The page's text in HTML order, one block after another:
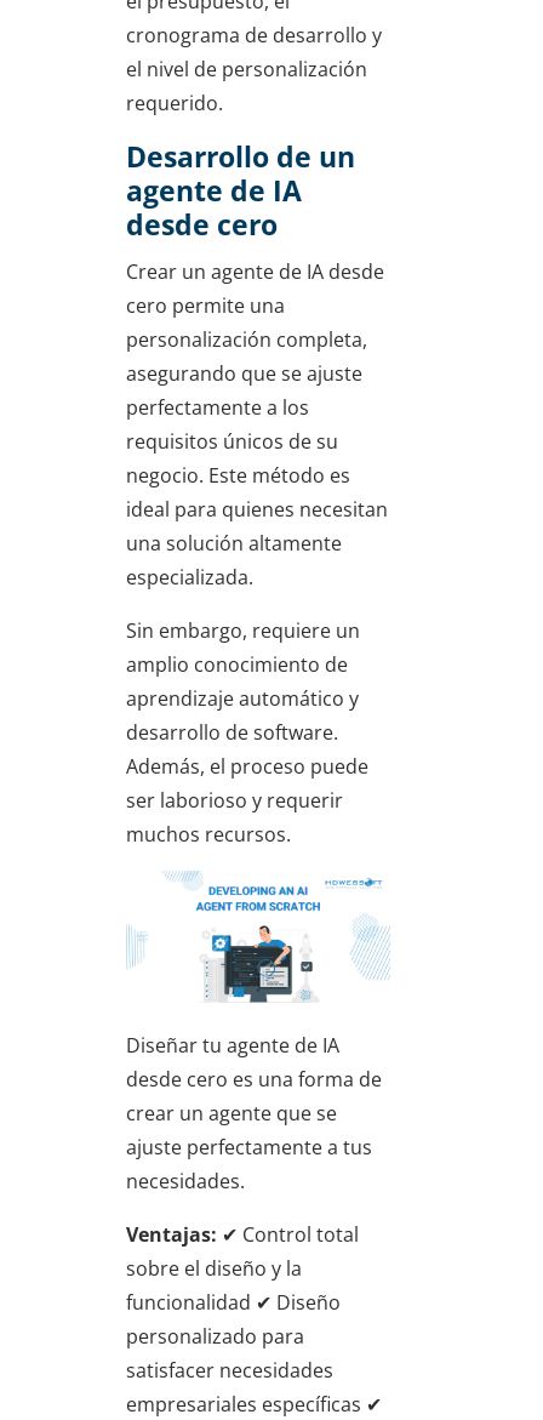
cronograma de desarrollo y
el nivel de personalización
requerido.
Desarrollo de un
agente de IA
desde cero
Crear un agente de IA desde
cero permite una
personalización completa,
asegurando que se ajuste
perfectamente a los
requisitos únicos de su
negocio. Este método es
ideal para quienes necesitan
una solución altamente
especializada.
Sin embargo, requiere un
amplio conocimiento de
aprendizaje automático y
desarrollo de software.
Además, el proceso puede
ser laborioso y requerir
muchos recursos.
Diseñar tu agente de IA
desde cero es una forma de
crear un agente que se
ajuste perfectamente a tus
necesidades.
Ventajas: ✔ Control total
sobre el diseño y la
funcionalidad ✔ Diseño
personalizado para
satisfacer necesidades
empresariales específicas ✔